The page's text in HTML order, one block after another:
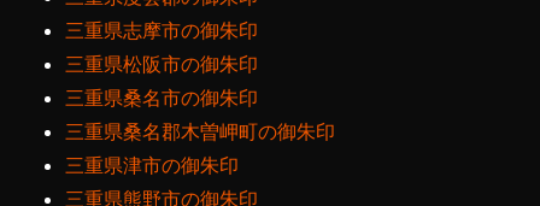
三重県志摩市の御朱印
三重県松阪市の御朱印
三重県桑名市の御朱印
三重県桑名郡木曽岬町の御朱印
三重県津市の御朱印
三重県熊野市の御朱印